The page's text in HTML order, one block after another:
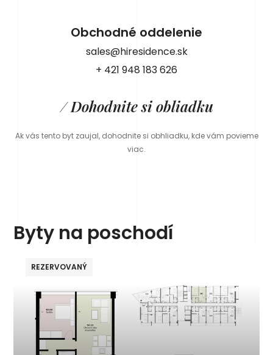
Obchodné oddelenie
sales@hiresidence.sk
+ 421 948 183 626
/ Dohodnite si obliadku
Ak vás tento byt zaujal, dohodnite si obhliadku, kde vám povieme
viac.
Byty na poschodí
REZERVOVANÝ